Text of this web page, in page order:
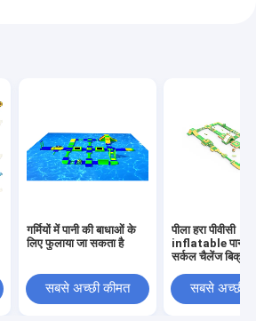
गर्मियों में पानी की बाधाओं के
लिए फुलाया जा सकता है
सबसे अच्छी कीमत
पीला हरा पीवीसी
inflatable पानी
सर्कल चैलेंज बिक्री
सबसे अच्छी